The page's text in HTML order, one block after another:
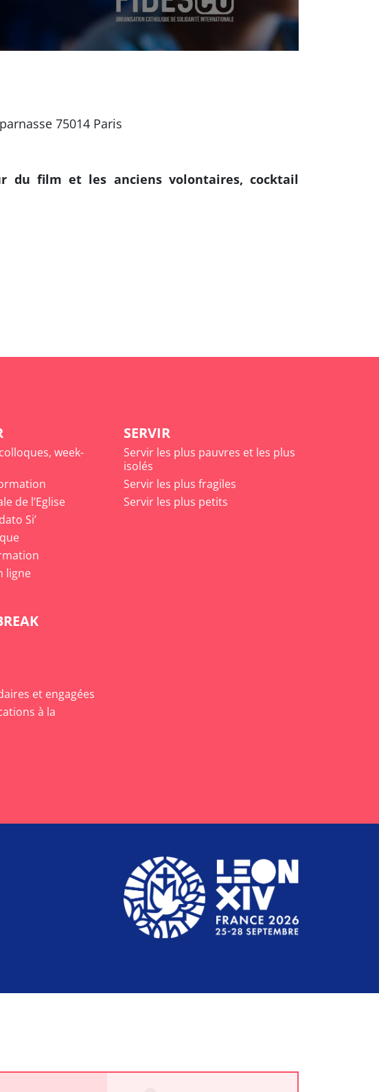
75014 Paris
du film et les anciens volontaires, cocktail
week-
de l’Eglise
Si’
ligne
SERVIR
Servir les plus pauvres et les plus
isolés
Servir les plus fragiles
Servir les plus petits
et engagées
à la